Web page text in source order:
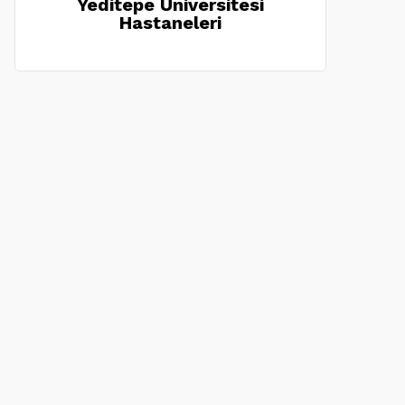
Yeditepe Üniversitesi
Hastaneleri